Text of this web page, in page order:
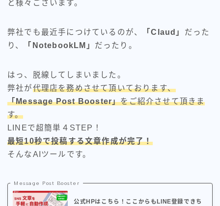
と様々ございます。
弊社でも最近手につけているのが、 「Claud」 だった
り、
「NotebookLM」 だったり。
はっ、脱線してしまいました。
弊社が代理店を務めさせて頂いております、
「Message Post Booster」をご紹介させて頂きま
す。
LINEで超簡単４STEP！
最短10秒で投稿する文章作成が完了！
そんなAIツールです。
Message Post Booster
公式HPはこちら！ここからもLINE登録できち